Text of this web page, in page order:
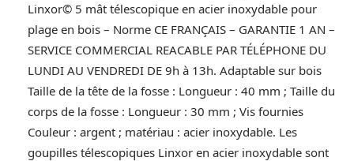
Linxor© 5 mât télescopique en acier inoxydable pour
plage en bois – Norme CE FRANÇAIS – GARANTIE 1 AN –
SERVICE COMMERCIAL REACABLE PAR TÉLÉPHONE DU
LUNDI AU VENDREDI DE 9h à 13h. Adaptable sur bois
Taille de la tête de la fosse : Longueur : 40 mm ; Taille du
corps de la fosse : Longueur : 30 mm ; Vis fournies
Couleur : argent ; matériau : acier inoxydable. Les
goupilles télescopiques Linxor en acier inoxydable sont